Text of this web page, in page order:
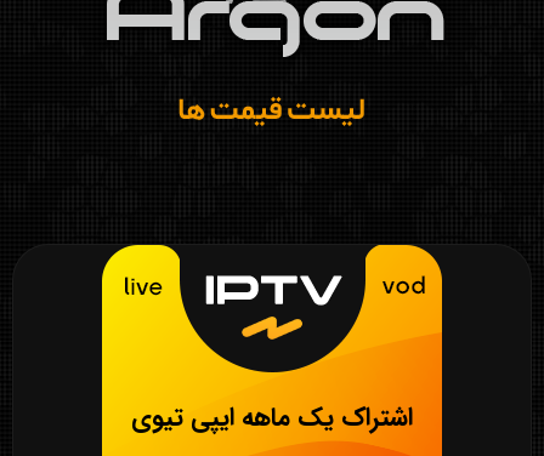
اشتراک یک ماهه ایپی تیوی